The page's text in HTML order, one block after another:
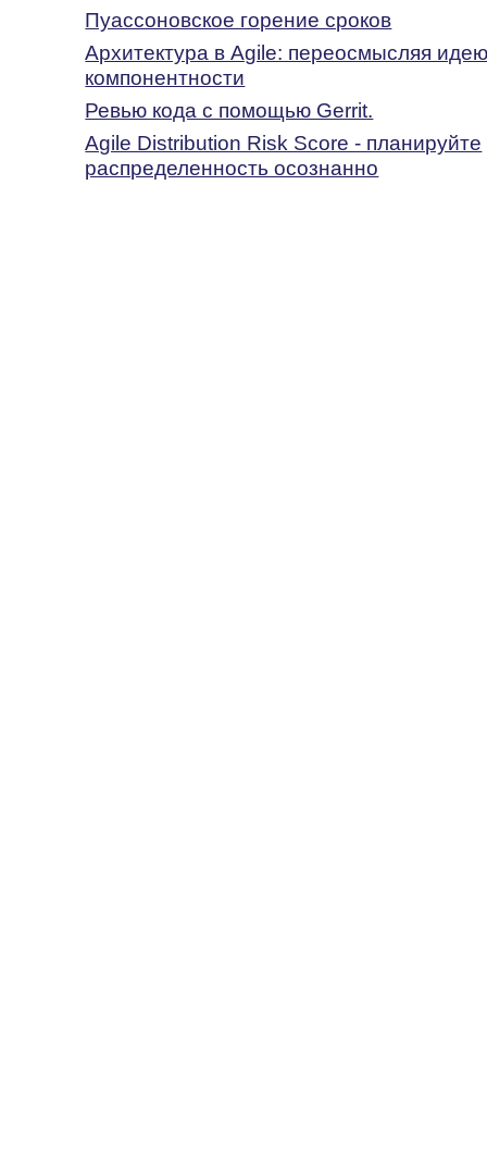
Пуассоновское горение сроков
Архитектура в Agile: переосмысляя
компонентности
Ревью кода с помощью Gerrit.
Agile Distribution Risk Score - планируйте
распределенность осознанно